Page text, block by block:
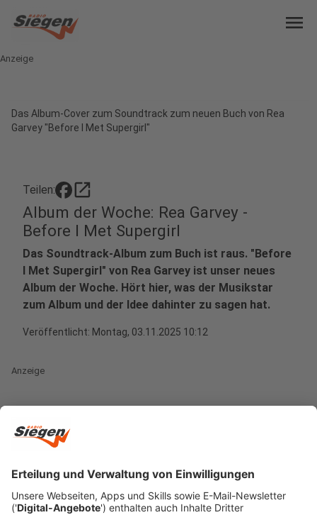
menu
Anzeige
Das Album-Cover zum Soundtrack zum neuen Buch von Rea
Garvey "Before I Met Supergirl"
Teilen: open_in_new
Album der Woche: Rea Garvey -
Before I Met Supergirl
Das Soundtrack-Album zum Buch ist raus. "Before
I Met Supergirl" von Rea Garvey ist unser neues
Album der Woche. Hört hier, was der Musikstar
zum Album und der Idee dahinter zu sagen hat.
Veröffentlicht: Montag, 03.11.2025 10:12
Anzeige
geschlagen. Sein Buch "Before I Met Supergirl" kommt
Met Supergirl" erzählt Garvey Geschichten aus seiner
Kindheit, Jugend und frühen 20ern. Es ist eine
bewegende Reise durch seine Herkunft und die